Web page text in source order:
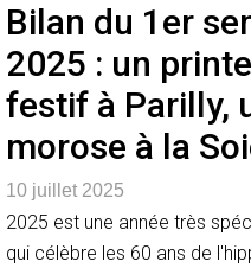
Bilan du 1er
2025 : un
festif à Parilly,
morose à la
10 juillet 2025
2025 est une année très
qui célèbre les 60 ans de